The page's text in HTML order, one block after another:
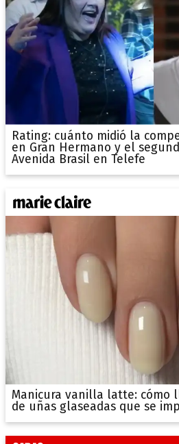
Rating: cuánto midió la
en Gran Hermano y el
Avenida Brasil en Telefe
Manicura vanilla latte: cómo
de uñas glaseadas que se